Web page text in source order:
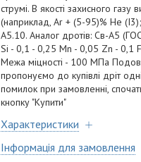
струмі. В якості захисного
(наприклад, Ar + (5-95)% He
A5.10. Аналог дротів: Св-А5
Si - 0,1 - 0,25 Mn - 0,05 Zn - 0,1
Межа міцності - 100 МПа
пропонуємо до купівлі дріт
помилок при замовленні,
кнопку "Купити"
Характеристики
Інформація для замовлення